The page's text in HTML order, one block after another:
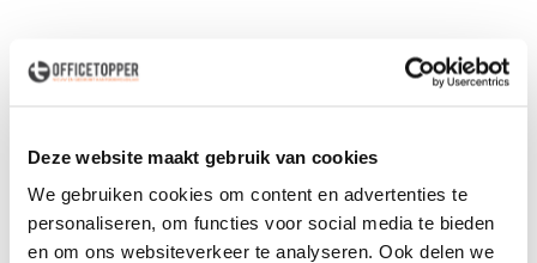
Deze website maakt gebruik van cookies
We gebruiken cookies om content en advertenties te
personaliseren, om functies voor social media te bieden
en om ons websiteverkeer te analyseren. Ook delen we
Omschrijving